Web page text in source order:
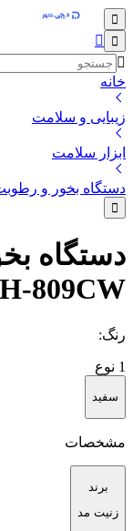
خانه
زیبایی و سلامت
ابزار سلامت
دستگاه بخور و
دستگاه
809CW
رنگ:
1 نوع
سفید
مشخصات
برند
زنیت مد